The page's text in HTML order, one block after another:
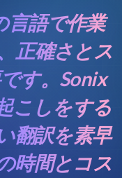
言語で作業
正確さとス
す。Sonix
こしをする
翻訳を素早
時間とコス